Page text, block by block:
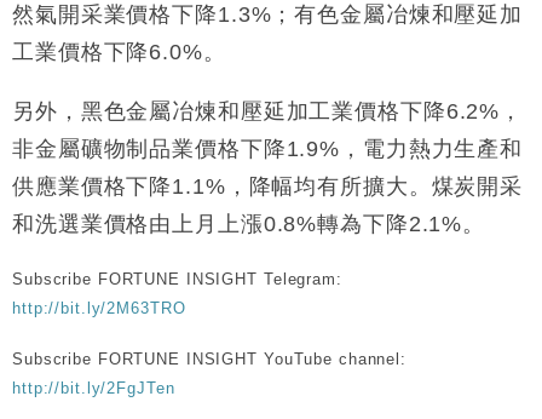
然氣開采業價格下降1.3%；有色金屬冶煉和壓延加
工業價格下降6.0%。
另外，黑色金屬冶煉和壓延加工業價格下降6.2%，
非金屬礦物制品業價格下降1.9%，電力熱力生產和
供應業價格下降1.1%，降幅均有所擴大。煤炭開采
和洗選業價格由上月上漲0.8%轉為下降2.1%。
Subscribe FORTUNE INSIGHT Telegram:
http://bit.ly/2M63TRO
Subscribe FORTUNE INSIGHT YouTube channel:
http://bit.ly/2FgJTen